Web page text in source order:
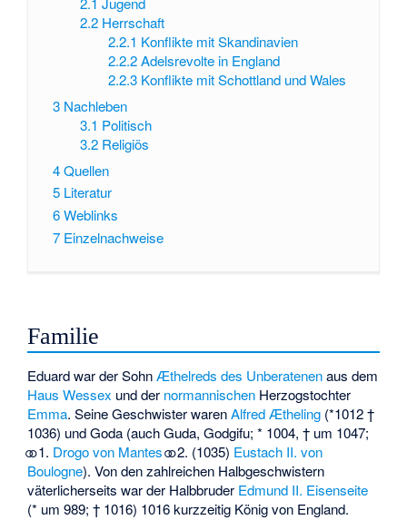
2.2 Herrschaft
2.2.1 Konflikte mit Skandinavien
2.2.2 Adelsrevolte in England
2.2.3 Konflikte mit Schottland und Wales
3 Nachleben
3.1 Politisch
3.2 Religiös
4Quellen
5 Literatur
6Weblinks
7 Einzelnachweise
Familie
Eduard war der SohnÆthelreds des Unberatenenaus dem
Haus Wessex und der normannischen Herzogstochter
Emma. Seine Geschwister warenAlfred Ætheling (*1012 †
1036) und Goda (auch Guda, Godgifu; * 1004, † um 1047;
⚭ 1. Drogo von Mantes⚭ 2. (1035) Eustach II. von
Boulogne). Von den zahlreichen Halbgeschwistern
väterlicherseits war der Halbbruder Edmund II. Eisenseite
(* um 989; † 1016) 1016 kurzzeitig König von England.